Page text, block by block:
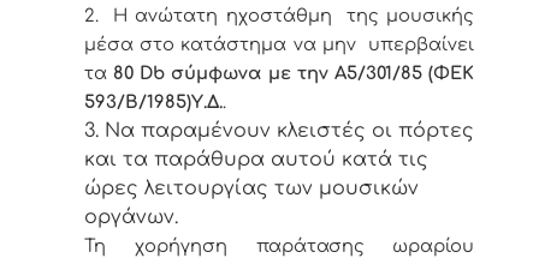
2. Η ανώτατη ηχοστάθμη της μουσικής
μέσα στο κατάστημα να μην υπερβαίνει
τα 80 Db σύμφωνα με την Α5/301/85 (ΦΕΚ
593/Β/1985)Υ.Δ..
3. Να παραμένουν κλειστές οι πόρτες
και τα παράθυρα αυτού κατά τις
ώρες λειτουργίας των μουσικών
οργάνων.
Τη χορήγηση παράτασης ωραρίου